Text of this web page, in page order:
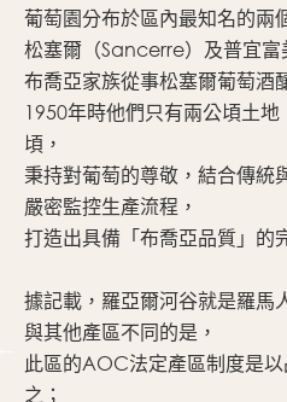
葡萄園分布於區內最知名的兩
松塞爾（Sancerre）及普宜富
布喬亞家族從事松塞爾葡萄酒
1950年時他們只有兩公頃土
頃，
秉持對葡萄的尊敬，結合傳統
嚴密監控生產流程，
打造出具備「布喬亞品質」的
據記載，羅亞爾河谷就是羅馬
與其他產區不同的是，
此區的AOC法定產區制度是
之；